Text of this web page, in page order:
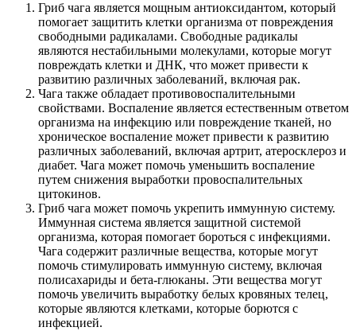
Гриб чага является мощным антиоксидантом, который
помогает защитить клетки организма от повреждения
свободными радикалами. Свободные радикалы
являются нестабильными молекулами, которые могут
повреждать клетки и ДНК, что может привести к
развитию различных заболеваний, включая рак.
Чага также обладает противовоспалительными
свойствами. Воспаление является естественным ответом
организма на инфекцию или повреждение тканей, но
хроническое воспаление может привести к развитию
различных заболеваний, включая артрит, атеросклероз и
диабет. Чага может помочь уменьшить воспаление
путем снижения выработки провоспалительных
цитокинов.
Гриб чага может помочь укрепить иммунную систему.
Иммунная система является защитной системой
организма, которая помогает бороться с инфекциями.
Чага содержит различные вещества, которые могут
помочь стимулировать иммунную систему, включая
полисахариды и бета-глюканы. Эти вещества могут
помочь увеличить выработку белых кровяных телец,
которые являются клетками, которые борются с
инфекцией.